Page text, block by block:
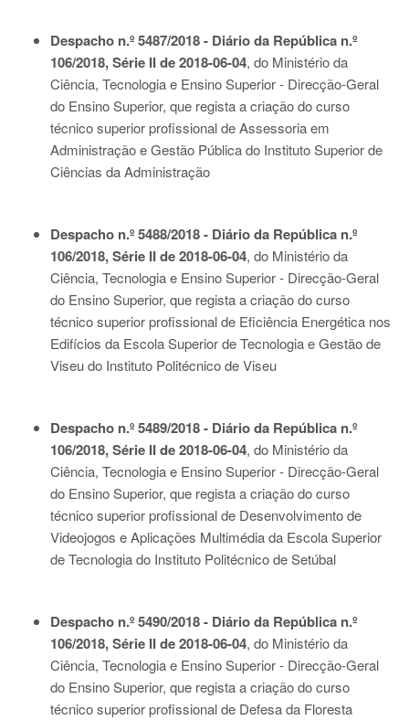
Despacho n.º 5487/2018 - Diário da República n.º
106/2018, Série II de 2018-06-04, do Ministério da
Ciência, Tecnologia e Ensino Superior - Direcção-Geral
do Ensino Superior, que regista a criação do curso
técnico superior profissional de Assessoria em
Administração e Gestão Pública do Instituto Superior de
Ciências da Administração
Despacho n.º 5488/2018 - Diário da República n.º
106/2018, Série II de 2018-06-04, do Ministério da
Ciência, Tecnologia e Ensino Superior - Direcção-Geral
do Ensino Superior, que regista a criação do curso
técnico superior profissional de Eficiência Energética nos
Edifícios da Escola Superior de Tecnologia e Gestão de
Viseu do Instituto Politécnico de Viseu
Despacho n.º 5489/2018 - Diário da República n.º
106/2018, Série II de 2018-06-04, do Ministério da
Ciência, Tecnologia e Ensino Superior - Direcção-Geral
do Ensino Superior, que regista a criação do curso
técnico superior profissional de Desenvolvimento de
Videojogos e Aplicações Multimédia da Escola Superior
de Tecnologia do Instituto Politécnico de Setúbal
Despacho n.º 5490/2018 - Diário da República n.º
106/2018, Série II de 2018-06-04, do Ministério da
Ciência, Tecnologia e Ensino Superior - Direcção-Geral
do Ensino Superior, que regista a criação do curso
técnico superior profissional de Defesa da Floresta